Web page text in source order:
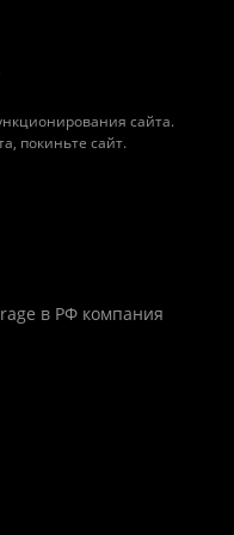
сайта.
покиньте сайт.
в РФ компания